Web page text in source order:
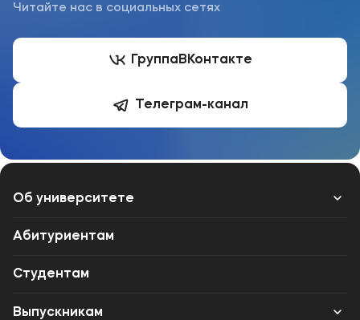
Читайте нас в социальных сетях
Группа ВКонтакте
Телеграм-канал
Об университете
Лицензии и документы
Сведения об образовательной организации
Абитуриенту
Абитуриентам
Студентам
Выпускникам